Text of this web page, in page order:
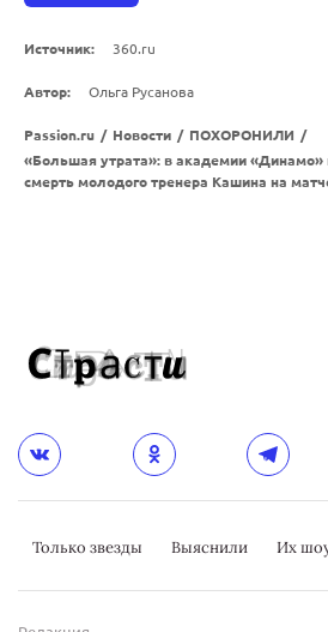
Источник: 360.ru
Автор: Ольга Русанова
Passion.ru / Новости / ПОХОРОНИЛИ /
«Большая утрата»: в академии
смерть молодого тренера Кашина на
Только звезды Выяснили Их